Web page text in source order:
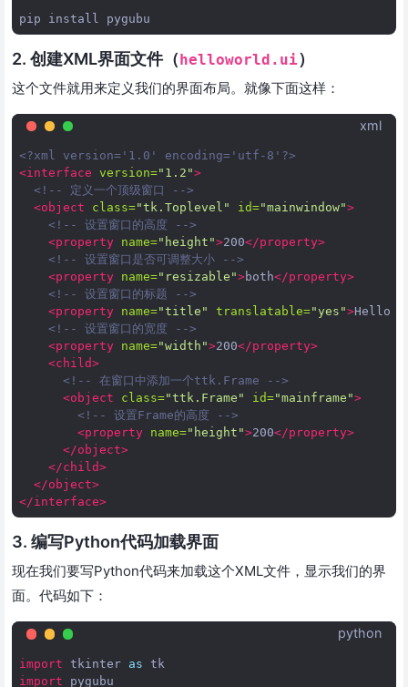
pip install
2. 创建XML界面文件（helloworld.ui）
这个文件就用来定义我们的界面布局。就像下面这样：
xml
<?xml version='1.0' encoding='utf-8'?>
<interface version="1.2">
<!-- 定义一个顶级窗口 -->
<object
class="tk.Toplevel" id="mainwindow">
<!-- 设置窗口的高度 -->
<property name="height">200</property>
<!-- 设置窗口是否可调整大小 -->
<property name="resizable">both</property>
<!-- 设置窗口的标题 -->
<property name="title" translatable="yes">Hello
<!-- 设置窗口的宽度 -->
<property name="width">200</property>
<child>
<!-- 在窗口中添加一个ttk.Frame -->
<object
class="ttk.Frame" id="mainframe">
<!-- 设置Frame的高度 -->
<property name="height">200</property>
</object>
</child>
</object>
</interface>
3. 编写Python代码加载界面
现在我们要写Python代码来加载这个XML文件，显示我们的界
面。代码如下：
python
import tkinter as tk
import
pygubu